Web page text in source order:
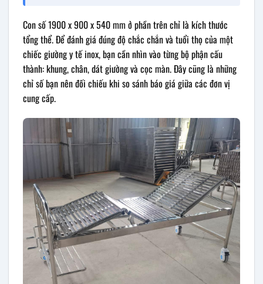
Con số 1900 x 900 x 540 mm ở phần trên chỉ là kích thước
tổng thể. Để đánh giá đúng độ chắc chắn và tuổi thọ của một
chiếc giường y tế inox, bạn cần nhìn vào từng bộ phận cấu
thành: khung, chân, dát giường và cọc màn. Đây cũng là những
chỉ số bạn nên đối chiếu khi so sánh báo giá giữa các đơn vị
cung cấp.